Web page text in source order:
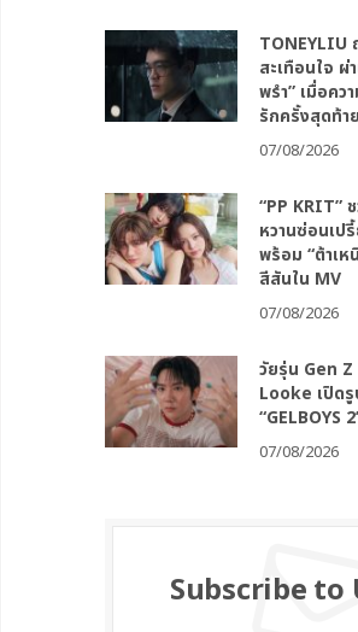
TONEYLIU
สะเทือนใจ ผ่
พรำ” เมื่อคว
รักครั้งสุดท้าย
07/08/2026
“PP KRIT”
หวานซ่อนเป
พร้อม “ต้าเห
สีสันใน MV
07/08/2026
วัยรุ่น Gen
Looke เปิดรู
“GELBOYS
07/08/2026
Subscribe to